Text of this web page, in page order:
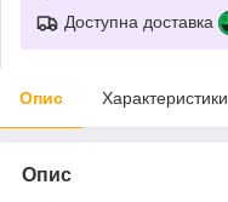
Доступна доставка
Опис Характеристики
Опис